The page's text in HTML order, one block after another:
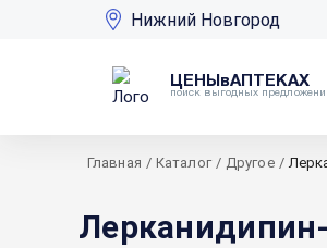
Нижний Новгород
ЦЕНЫвАПТЕКАХ
поиск выгодных
Главная / Каталог / Другое /